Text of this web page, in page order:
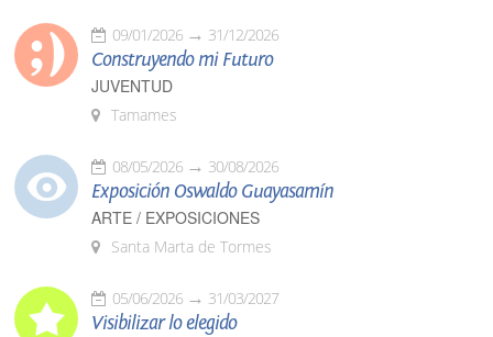
09/01/2026 31/12/2026
Construyendo mi Futuro
JUVENTUD
Tamames
08/05/2026 30/08/2026
Exposición Oswaldo Guayasamín
ARTE / EXPOSICIONES
Santa Marta de Tormes
05/06/2026 31/03/2027
Visibilizar lo elegido